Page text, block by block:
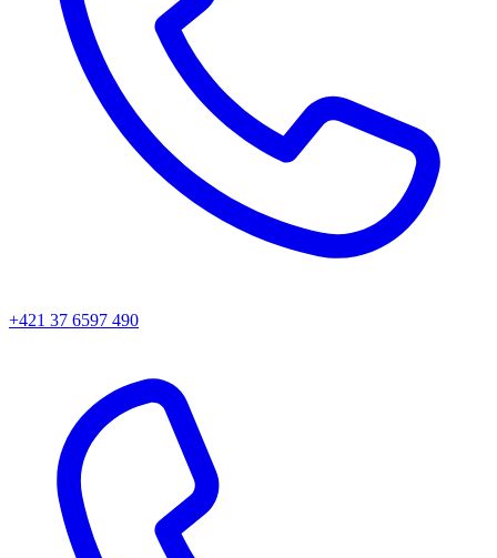
+421 37 6597 490